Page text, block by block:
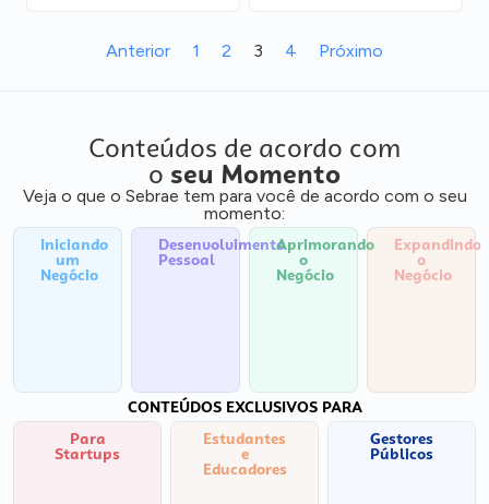
Anterior 1 2 3 4 Próximo
Conteúdos de acordo com
o seu Momento
Veja o que o Sebrae tem para você de acordo com o seu
momento:
Iniciando
um
Negócio
Desenvolvimento
Pessoal
Aprimorando
o
Negócio
Expandindo
o
Negócio
CONTEÚDOS EXCLUSIVOS PARA
Para
Startups
Estudantes
e
Educadores
Gestores
Públicos